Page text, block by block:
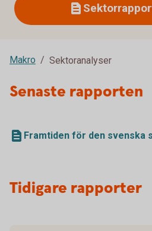
Makro Sektoranalyser
Senaste rapporten
Framtiden för den svenska
Tidigare rapporter